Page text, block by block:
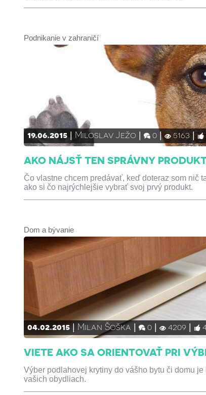
Podnikanie v zahraničí
19.06.2015 Miloslav Ježo 0 5163
AKO NÁJSŤ TEN SPRÁVNY
Čo vlastne chcem predávať, keď doteraz som nič
ako si čo najrýchlejšie vybrať svoj prvý produkt.
Dom a bývanie
04.02.2015 Milan Šoška 0 4209
VIETE AKO SA ORIENTOVAŤ PRI
Výber podlahovej krytiny do vášho bytu či domu
vašich obydliach.